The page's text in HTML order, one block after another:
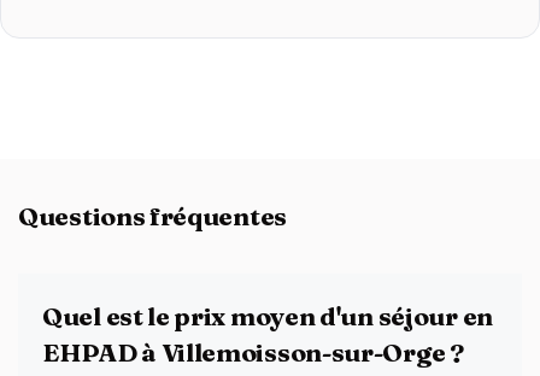
Questions fréquentes
Quel est le prix moyen d'un séjour en
EHPAD à Villemoisson-sur-Orge ?